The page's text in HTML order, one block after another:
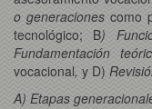
o generacionescomo
tecnológico; B)
Fundamentación
vocacional, y D)
A) Etapas